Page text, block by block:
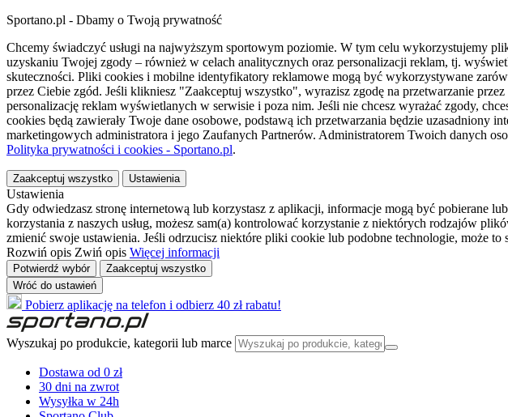
Sportano.pl - Dbamy o Twoją prywatność
Chcemy świadczyć usługi na najwyższym sportowym poziomie. W tym celu wykorzystujemy
uzyskaniu Twojej zgody – również w celach analitycznych oraz personalizacji reklam, tj.
skuteczności. Pliki cookies i mobilne identyfikatory reklamowe mogą być wykorzystywane
przez Ciebie zgód. Jeśli klikniesz "Zaakceptuj wszystko", wyrazisz zgodę na przetwarzanie
personalizację reklam wyświetlanych w serwisie i poza nim. Jeśli nie chcesz wyrażać zgody,
cookies będą zawierały Twoje dane osobowe, podstawą ich przetwarzania będzie uzasadniony
marketingowych administratora i jego Zaufanych Partnerów. Administratorem Twoich danych
Polityka prywatności i cookies - Sportano.pl.
Zaakceptuj wszystko Ustawienia
Ustawienia
Gdy odwiedzasz stronę internetową lub korzystasz z aplikacji, informacje mogą być pobierane
korzystania z naszych usług, możesz sam(a) kontrolować korzystanie z niektórych rodzajów
zmienić swoje ustawienia. Jeśli odrzucisz niektóre pliki cookie lub podobne technologie, może
Rozwiń opis Zwiń opis Więcej informacji
Potwierdź wybór
Zaakceptuj wszystko
Wróć do ustawień
Pobierz aplikację na telefon i odbierz 40 zł rabatu!
Wyszukaj po produkcie, kategorii lub marce
Dostawa od 0 zł
30 dni na zwrot
Wysyłka w 24h